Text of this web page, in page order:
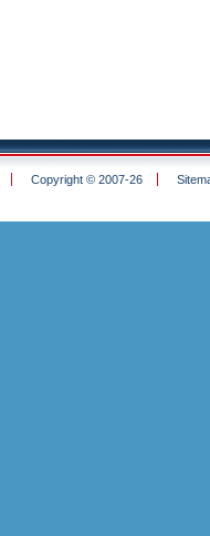
Copyright © 2007-26